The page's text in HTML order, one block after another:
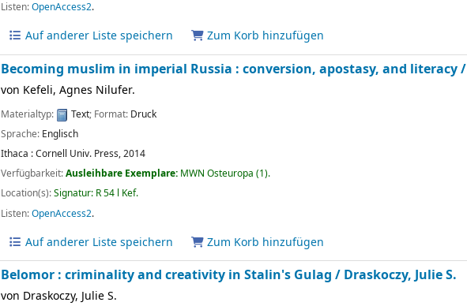
Listen:OpenAccess2.
Auf anderer Liste speichern Zum Korb hinzufügen
Becoming muslim in imperial Russia : conversion, apostasy, and literacy /
von Kefeli, Agnes Nilufer.
Materialtyp: Text; Format: Druck
Sprache: Englisch
Ithaca :Cornell Univ. Press,2014
Verfügbarkeit:Ausleihbare Exemplare: MWN Osteuropa (1).
Location(s):Signatur: R 54 l Kef.
Listen:OpenAccess2.
Auf anderer Liste speichern Zum Korb hinzufügen
Belomor : criminality and creativity in Stalin's Gulag / Draskoczy, Julie S.
von Draskoczy, Julie S.